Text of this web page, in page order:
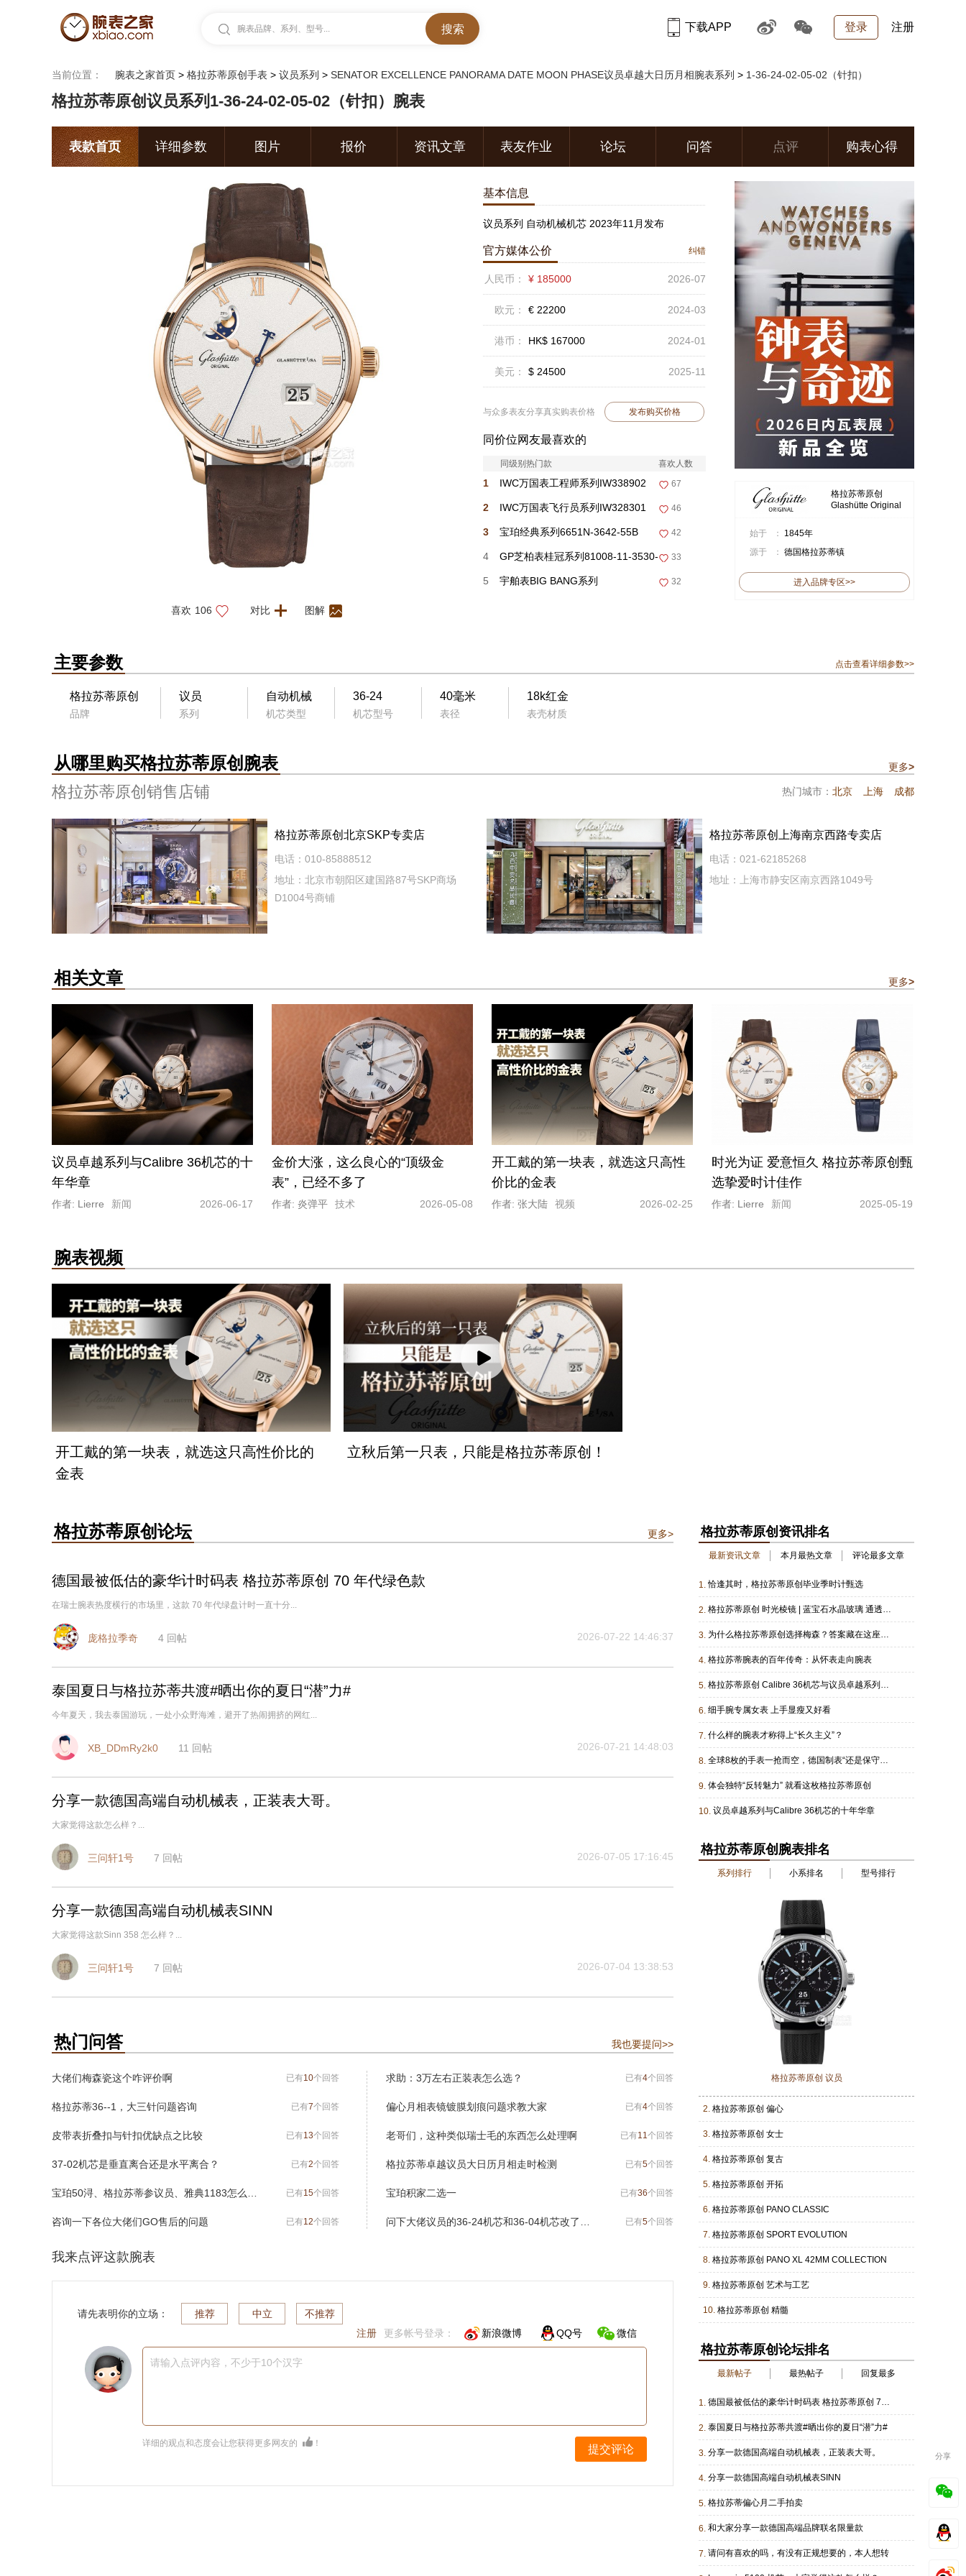
腕表品牌、系列、型号... 登录 注册
下载APP
当前位置： 腕表之家首页 > 格拉苏蒂原创手表 > 议员系列 > SENATOR EXCELLENCE PANORAMA DATE MOON PHASE议员卓越大日历月相腕表系列 > 1-36-24-02-05-02（针扣）
格拉苏蒂原创议员系列1-36-24-02-05-02（针扣）腕表
表款首页 详细参数 图片 报价 资讯文章 表友作业 论坛 问答 点评 购表心得
喜欢 106 对比 图解
基本信息
议员系列 自动机械机芯 2023年11月发布
官方媒体公价 纠错
人民币： ¥ 185000 2026-07
欧元： € 22200 2024-03
港币： HK$ 167000 2024-01
美元： $ 24500 2025-11
与众多表友分享真实购表价格 发布购买价格
同价位网友最喜欢的
同级别热门款 喜欢人数
1 IWC万国表工程师系列IW338902 67
2 IWC万国表飞行员系列IW328301 46
3 宝珀经典系列6651N-3642-55B 42
4 GP芝柏表桂冠系列81008-11-3530-
1CM
33
5 宇舶表BIG BANG系列 32
格拉苏蒂原创
Glashütte Original
始于 ：
1845年
源于 ： 德国格拉苏蒂镇
进入品牌专区>>
主要参数 点击查看详细参数>>
格拉苏蒂原创
品牌
议员
系列
自动机械
机芯类型
36-24
机芯型号
40毫米
表径
18k红金
表壳材质
从哪里购买格拉苏蒂原创腕表 更多>
格拉苏蒂原创销售店铺 热门城市： 北京 上海 成都
格拉苏蒂原创北京SKP专卖店
电话：010-85888512
地址：北京市朝阳区建国路87号SKP商场
D1004号商铺
格拉苏蒂原创上海南京西路专卖店
电话：021-62185268
地址：上海市静安区南京西路1049号
相关文章 更多>
议员卓越系列与Calibre 36机芯的十
年华章
作者: Lierre 新闻 2026-06-17
金价大涨，这么良心的“顶级金
表”，已经不多了
作者: 炎弹平 技术 2026-05-08
开工戴的第一块表，就选这只高性
价比的金表
作者: 张大陆 视频 2026-02-25
时光为证 爱意恒久 格拉苏蒂原创甄
选挚爱时计佳作
作者: Lierre 新闻 2025-05-19
腕表视频
开工戴的第一块表，就选这只高性价比的
金表
立秋后第一只表，只能是格拉苏蒂原创！
格拉苏蒂原创论坛 更多>
德国最被低估的豪华计时码表 格拉苏蒂原创 70 年代绿色款
在瑞士腕表热度横行的市场里，这款 70 年代绿盘计时一直十分...
庞格拉季奇 4 回帖 2026-07-22 14:46:37
泰国夏日与格拉苏蒂共渡#晒出你的夏日“潜”力#
今年夏天，我去泰国游玩，一处小众野海滩，避开了热闹拥挤的网红...
XB_DDmRy2k0 11 回帖 2026-07-21 14:48:03
分享一款德国高端自动机械表，正装表大哥。
大家觉得这款怎么样？...
三问轩1号 7 回帖 2026-07-05 17:16:45
分享一款德国高端自动机械表SINN
大家觉得这款Sinn 358 怎么样？...
三问轩1号 7 回帖 2026-07-04 13:38:53
热门问答 我也要提问>>
大佬们梅森瓷这个咋评价啊 已有10个回答
格拉苏蒂36--1，大三针问题咨询 已有7个回答
皮带表折叠扣与针扣优缺点之比较 已有13个回答
37-02机芯是垂直离合还是水平离合？ 已有2个回答
已有15个回答
咨询一下各位大佬们GO售后的问题 已有12个回答
求助：3万左右正装表怎么选？ 已有4个回答
偏心月相表镜镀膜划痕问题求教大家 已有4个回答
老哥们，这种类似瑞士毛的东西怎么处理啊 已有11个回答
格拉苏蒂卓越议员大日历月相走时检测 已有5个回答
宝珀积家二选一 已有36个回答
已有5个回答
我来点评这款腕表
注册 更多帐号登录： 新浪微博 QQ号 微信
请先表明你的立场： 推荐 中立 不推荐
请输入点评内容，不少于10个汉字
详细的观点和态度会让您获得更多网友的 ！ 提交评论
格拉苏蒂原创资讯排名
最新资讯文章 本月最热文章 评论最多文章
1. 恰逢其时，格拉苏蒂原创毕业季时计甄选
2. 格拉苏蒂原创 时光棱镜 | 蓝宝石水晶玻璃 通透之力，映见机械之美与时间深度
3. 为什么格拉苏蒂原创选择梅森？答案藏在这座三百年的瓷器工厂里
4. 格拉苏蒂腕表的百年传奇：从怀表走向腕表
5. 格拉苏蒂原创 Calibre 36机芯与议员卓越系列的精准之道
6. 细手腕专属女表 上手显瘦又好看
7. 什么样的腕表才称得上“长久主义”？
8. 全球8枚的手表一抢而空，德国制表“还是保守了”！
9. 体会独特“反转魅力” 就看这枚格拉苏蒂原创
10. 议员卓越系列与Calibre 36机芯的十年华章
格拉苏蒂原创腕表排名
系列排行 小系排名 型号排行
格拉苏蒂原创 议员
2. 格拉苏蒂原创 偏心
3. 格拉苏蒂原创 女士
4. 格拉苏蒂原创 复古
5. 格拉苏蒂原创 开拓
6. 格拉苏蒂原创 PANO CLASSIC
7. 格拉苏蒂原创 SPORT EVOLUTION
8. 格拉苏蒂原创 PANO XL 42MM COLLECTION
9. 格拉苏蒂原创 艺术与工艺
10. 格拉苏蒂原创 精髓
格拉苏蒂原创论坛排名
最新帖子 最热帖子 回复最多
1. 德国最被低估的豪华计时码表 格拉苏蒂原创 70 年代绿色款
2. 泰国夏日与格拉苏蒂共渡#晒出你的夏日“潜”力#
3. 分享一款德国高端自动机械表，正装表大哥。
4. 分享一款德国高端自动机械表SINN
5. 格拉苏蒂偏心月二手拍卖
6. 和大家分享一款德国高端品牌联名限量款
7. 请问有喜欢的吗，有没有正规想要的，本人想转
分享